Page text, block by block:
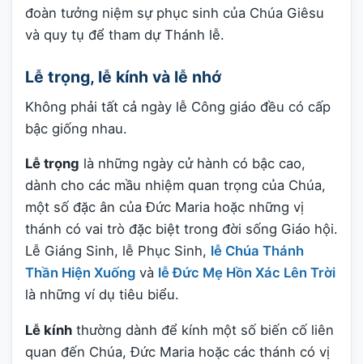
đoàn tưởng niệm sự phục sinh của Chúa Giêsu
và quy tụ để tham dự Thánh lễ.
Lễ trọng, lễ kính và lễ nhớ
Không phải tất cả ngày lễ Công giáo đều có cấp
bậc giống nhau.
Lễ trọng là những ngày cử hành có bậc cao,
dành cho các mầu nhiệm quan trọng của Chúa,
một số đặc ân của Đức Maria hoặc những vị
thánh có vai trò đặc biệt trong đời sống Giáo hội.
Lễ Giáng Sinh, lễ Phục Sinh, lễ Chúa Thánh
Thần Hiện Xuống và lễ Đức Mẹ Hồn Xác Lên Trời
là những ví dụ tiêu biểu.
Lễ kính thường dành để kính một số biến cố liên
quan đến Chúa, Đức Maria hoặc các thánh có vị